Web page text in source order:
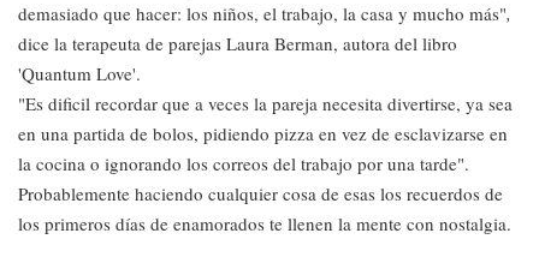
demasiado que hacer: los niños, el trabajo, la casa y mucho más",
dice la terapeuta de parejas Laura Berman, autora del libro
'Quantum Love'.
"Es dificil recordar que a veces la pareja necesita divertirse, ya sea
en una partida de bolos, pidiendo pizza en vez de esclavizarse en
la cocina o ignorando los correos del trabajo por una tarde".
Probablemente haciendo cualquier cosa de esas los recuerdos de
los primeros días de enamorados te llenen la mente con nostalgia.